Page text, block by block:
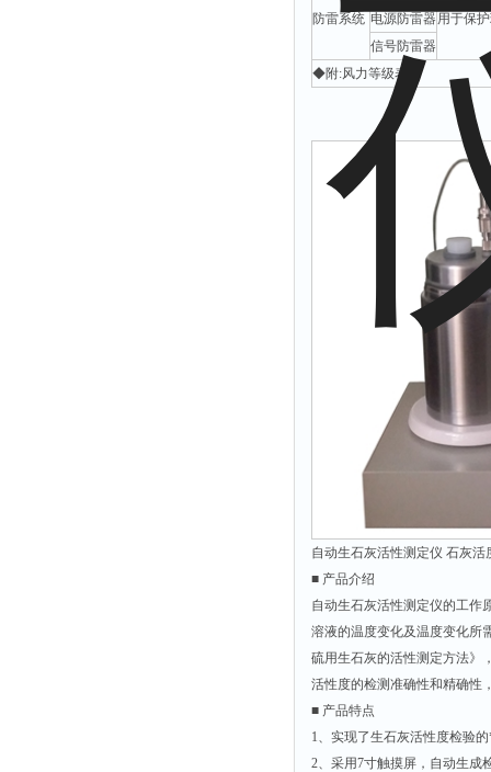
防雷系统
用于保
电源防雷器
信号防雷器
◆附:风力等级表
自动生石灰活性测定仪 石灰活
■ 产品介绍
自动生石灰活性测定仪的工作
溶液的温度变化及温度变化所
硫用生石灰的活性测定方法》
活性度的检测准确性和精确性
■ 产品特点
1、实现了生石灰活性度检验
2、采用7寸触摸屏，自动生成